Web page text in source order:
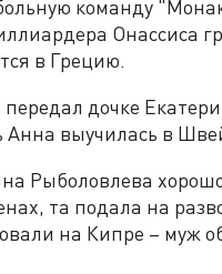
команду
Онассиса
в Грецию.
дочке
Анна выучилась в
Рыболовлева
та подала на
на Кипре – муж